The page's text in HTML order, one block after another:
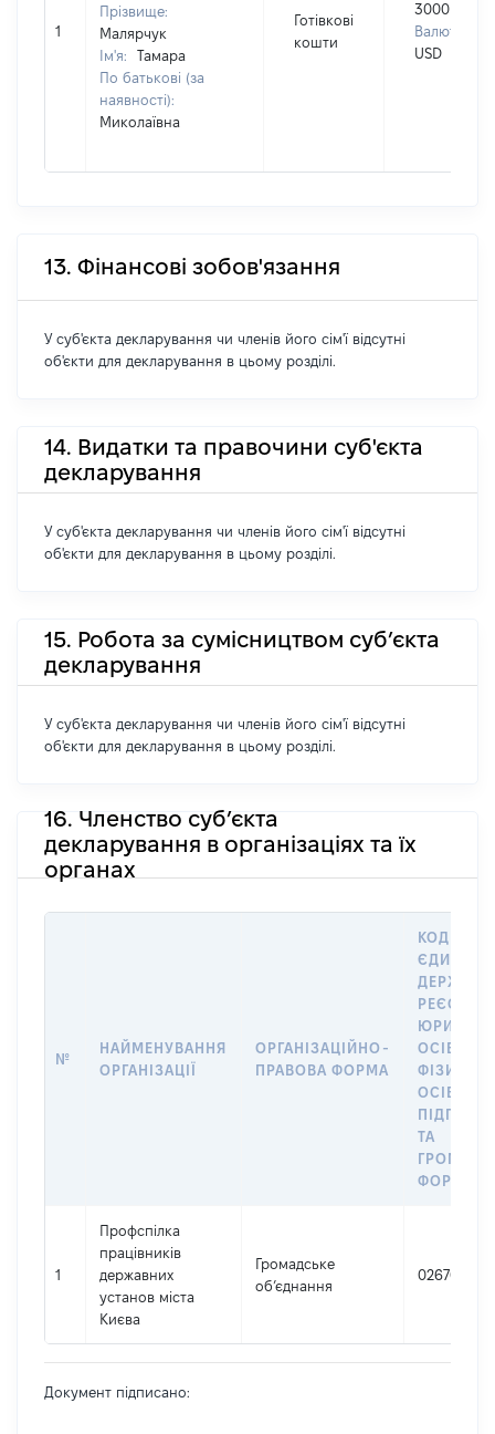
1
Прізвище:
Малярчук
Ім'я:
Тамара
По батькові (за
наявності):
Миколаївна
Готівкові
кошти
3000
Валюта:
USD
13. Фінансові зобов'язання
У суб'єкта декларування чи членів його сім'ї відсутні
об'єкти для декларування в цьому розділі.
14. Видатки та правочини суб'єкта
декларування
У суб'єкта декларування чи членів його сім'ї відсутні
об'єкти для декларування в цьому розділі.
15. Робота за сумісництвом суб’єкта
декларування
У суб'єкта декларування чи членів його сім'ї відсутні
об'єкти для декларування в цьому розділі.
16. Членство суб’єкта
декларування в організаціях та їх
органах
№
НАЙМЕНУВАННЯ
ОРГАНІЗАЦІЇ
ОРГАНІЗАЦІЙНО-
ПРАВОВА ФОРМА
КОД В
РЕЄСТРІ
ОСІБ,
ОСІБ –
ТА
1
Профспілка
працівників
державних
установ міста
Києва
Громадське
об’єднання
02670696
Документ підписано: